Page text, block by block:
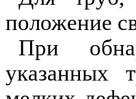
положение
При обн
указанных